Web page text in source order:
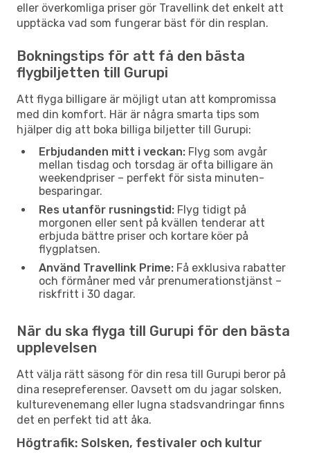
eller överkomliga priser gör Travellink det enkelt att
upptäcka vad som fungerar bäst för din resplan.
Bokningstips för att få den bästa
flygbiljetten till Gurupi
Att flyga billigare är möjligt utan att kompromissa
med din komfort. Här är några smarta tips som
hjälper dig att boka billiga biljetter till Gurupi:
Erbjudanden mitt i veckan: Flyg som avgår
mellan tisdag och torsdag är ofta billigare än
weekendpriser – perfekt för sista minuten-
besparingar.
Res utanför rusningstid: Flyg tidigt på
morgonen eller sent på kvällen tenderar att
erbjuda bättre priser och kortare köer på
flygplatsen.
Använd Travellink Prime: Få exklusiva rabatter
och förmåner med vår prenumerationstjänst –
riskfritt i 30 dagar.
När du ska flyga till Gurupi för den bästa
upplevelsen
Att välja rätt säsong för din resa till Gurupi beror på
dina resepreferenser. Oavsett om du jagar solsken,
kulturevenemang eller lugna stadsvandringar finns
det en perfekt tid att åka.
Högtrafik: Solsken, festivaler och kultur